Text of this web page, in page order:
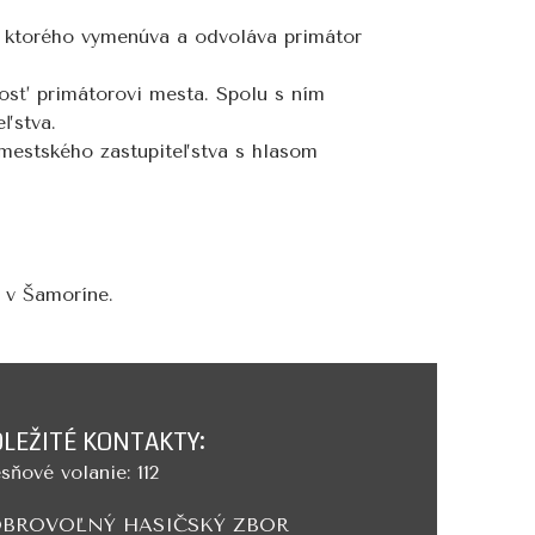
vymenúva a odvoláva primátor
primátorovi mesta. Spolu s ním
zastupiteľstva s hlasom
Šamoríne.
KONTAKTY:
volanie: 112
HASIČSKÝ ZBOR